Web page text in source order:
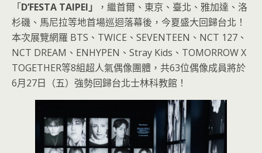
「D’FESTA TAIPEI」
，繼首爾、東京、臺北、雅加達、洛
杉磯、馬尼拉等地首場巡迴落幕後，今夏盛大回歸台北！
本次展覽網羅 BTS、TWICE、SEVENTEEN、NCT 127、
NCT DREAM、ENHYPEN、Stray Kids、TOMORROW X
TOGETHER等8組超人氣偶像團體，共63位偶像成員將於
6月27日（五）強勢回歸台北士林科教館！